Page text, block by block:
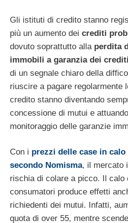
Gli istituti di credito stanno
più un aumento dei crediti
dovuto soprattutto alla perdita
immobili a garanzia dei crediti
di un segnale chiaro della
riuscire a pagare regolarmente
credito stanno diventando
concessione di mutui e
monitoraggio delle garanzie
Con i prezzi delle case in calo
secondo Nomisma, il mercato
rischia di colare a picco. Il calo
consumatori produce effetti
richiedenti dei mutui. Infatti,
quota di over 55, mentre